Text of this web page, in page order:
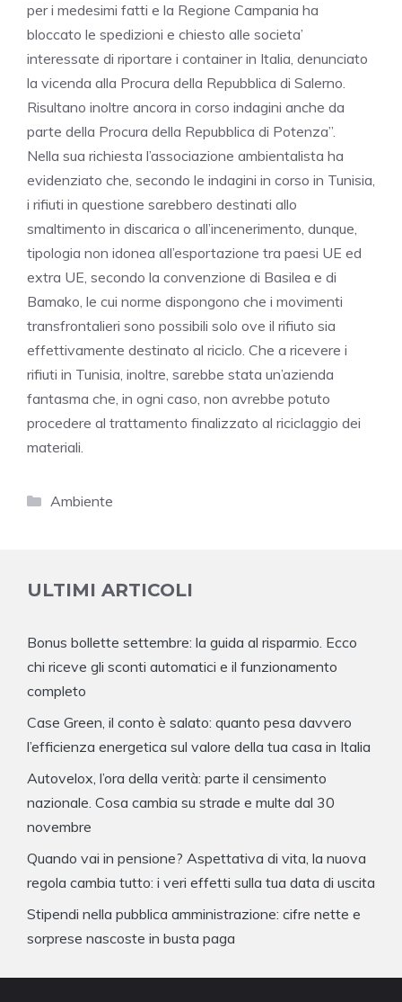
per i medesimi fatti e la Regione Campania ha
bloccato le spedizioni e chiesto alle societa’
interessate di riportare i container in Italia, denunciato
la vicenda alla Procura della Repubblica di Salerno.
Risultano inoltre ancora in corso indagini anche da
parte della Procura della Repubblica di Potenza”.
Nella sua richiesta l’associazione ambientalista ha
evidenziato che, secondo le indagini in corso in Tunisia,
i rifiuti in questione sarebbero destinati allo
smaltimento in discarica o all’incenerimento, dunque,
tipologia non idonea all’esportazione tra paesi UE ed
extra UE, secondo la convenzione di Basilea e di
Bamako, le cui norme dispongono che i movimenti
transfrontalieri sono possibili solo ove il rifiuto sia
effettivamente destinato al riciclo. Che a ricevere i
rifiuti in Tunisia, inoltre, sarebbe stata un’azienda
fantasma che, in ogni caso, non avrebbe potuto
procedere al trattamento finalizzato al riciclaggio dei
materiali.
Categorie
Ambiente
ULTIMI ARTICOLI
Bonus bollette settembre: la guida al risparmio. Ecco
chi riceve gli sconti automatici e il funzionamento
completo
Case Green, il conto è salato: quanto pesa davvero
l’efficienza energetica sul valore della tua casa in Italia
Autovelox, l’ora della verità: parte il censimento
nazionale. Cosa cambia su strade e multe dal 30
novembre
Quando vai in pensione? Aspettativa di vita, la nuova
regola cambia tutto: i veri effetti sulla tua data di uscita
Stipendi nella pubblica amministrazione: cifre nette e
sorprese nascoste in busta paga